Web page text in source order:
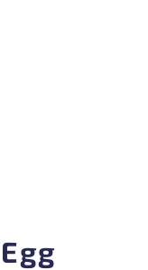
Egg